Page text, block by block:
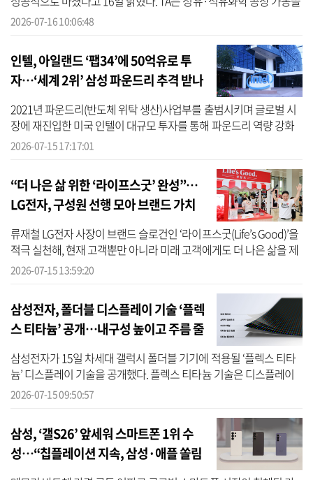
멈추고 주요 생산설비를 집중적으로 점검하는 대규모 정기보수 작업
2026-07-16 10:06:48
인텔, 아일랜드 ‘팹34’에 50억유로 투
자…‘세계 2위’ 삼성 파운드리 추격 받나
2021년 파운드리(반도체 위탁 생산)사업부를 출범시키며 글로벌 시
장에 재진입한 미국 인텔이 대규모 투자를 통해 파운드리 역량 강화
에 드라이브를 걸었다. 인텔은 이번 투자로 최첨단 파운드리 제조 경
2026-07-15 17:17:01
“더 나은 삶 위한 ‘라이프스굿’ 완성”…
LG전자, 구성원 선행 모아 브랜드 가치
내재화
류재철 LG전자 사장이 브랜드 슬로건인 ‘라이프스굿(Life’s Good)’을
적극 실천해, 현재 고객뿐만 아니라 미래 고객에게도 더 나은 삶을 제
공하겠다는 포부를 내비쳤다. LG전자는 지난 13일 서울 여의도 LG트
2026-07-15 13:59:20
삼성전자, 폴더블 디스플레이 기술 ‘플렉
스 티타늄’ 공개…내구성 높이고 주름 줄
였다
삼성전자가 15일 차세대 갤럭시 폴더블 기기에 적용될 ‘플렉스 티타
늄’ 디스플레이 기술을 공개했다. 플렉스 티타늄 기술은 디스플레이
의 내구성을 한층 강화하면서도 화면 주름을 획기적으로 개선해 보다
2026-07-15 09:50:57
삼성, ‘갤S26’ 앞세워 스마트폰 1위 수
성…“칩플레이션 지속, 삼성·애플 쏠림
심화”